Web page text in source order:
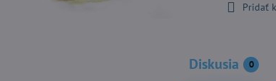
Pridať
Diskusia 0